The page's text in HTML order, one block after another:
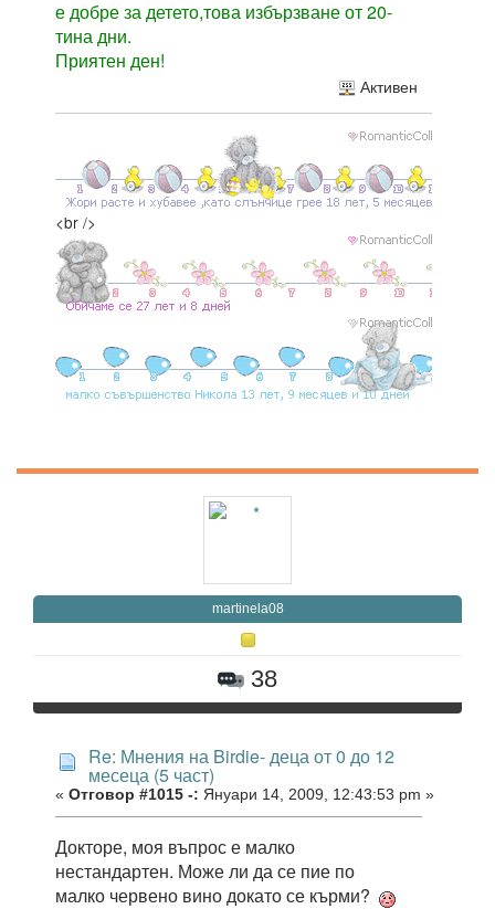
е добре за детето,това избързване от 20-
тина дни.
Приятен ден!
Активен
<br />
martinela08
38
Re: Мнения на Birdie- деца от 0 до 12
месеца (5 част)
« Отговор #1015 -: Януари 14, 2009, 12:43:53 pm »
Докторе, моя въпрос е малко
нестандартен. Може ли да се пие по
малко червено вино докато се кърми?